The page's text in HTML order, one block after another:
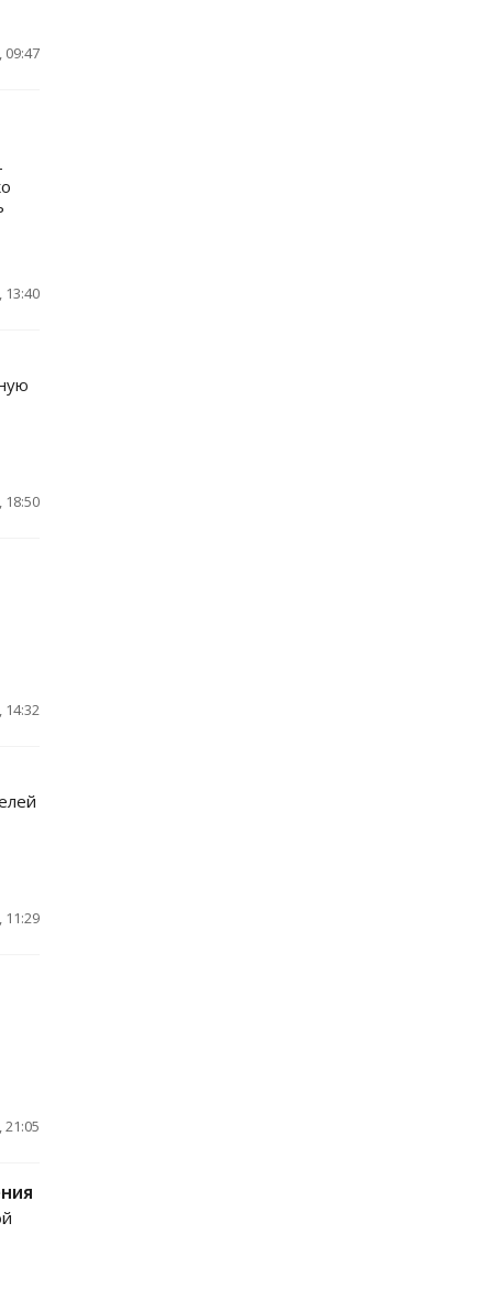
09:47
13:40
18:50
14:32
11:29